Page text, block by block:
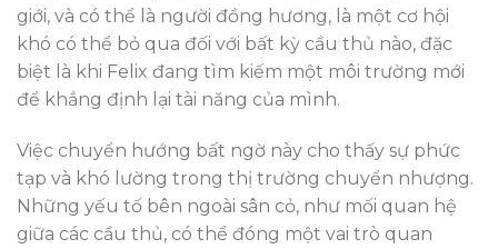
giới, và có thể là người đồng hương, là một cơ hội
khó có thể bỏ qua đối với bất kỳ cầu thủ nào, đặc
biệt là khi Felix đang tìm kiếm một môi trường mới
để khẳng định lại tài năng của mình.
Việc chuyển hướng bất ngờ này cho thấy sự phức
tạp và khó lường trong thị trường chuyển nhượng.
Những yếu tố bên ngoài sân cỏ, như mối quan hệ
giữa các cầu thủ, có thể đóng một vai trò quan